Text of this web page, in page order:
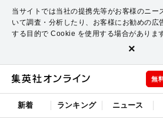
当サイトでは当社の提携先等がお客様のニー
いて調査・分析したり、お客様にお勧めの広
する目的で Cookie を使用する場合があります
×
無
新着 ランキング ニュース